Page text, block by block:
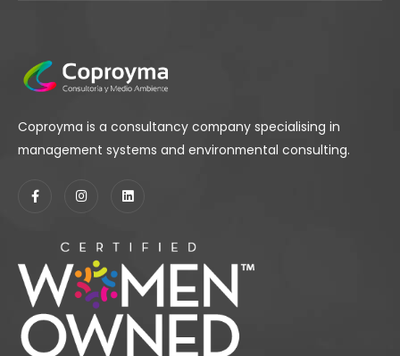
Coproyma is a consultancy company specialising in
management systems and environmental consulting.